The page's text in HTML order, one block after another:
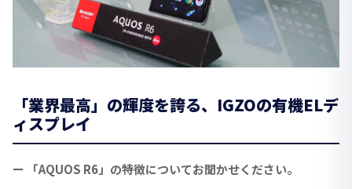
「業界最高」の輝度を誇る、IGZOの有機ELデ
ィスプレイ
ー 「AQUOS R6」の特徴についてお聞かせください。